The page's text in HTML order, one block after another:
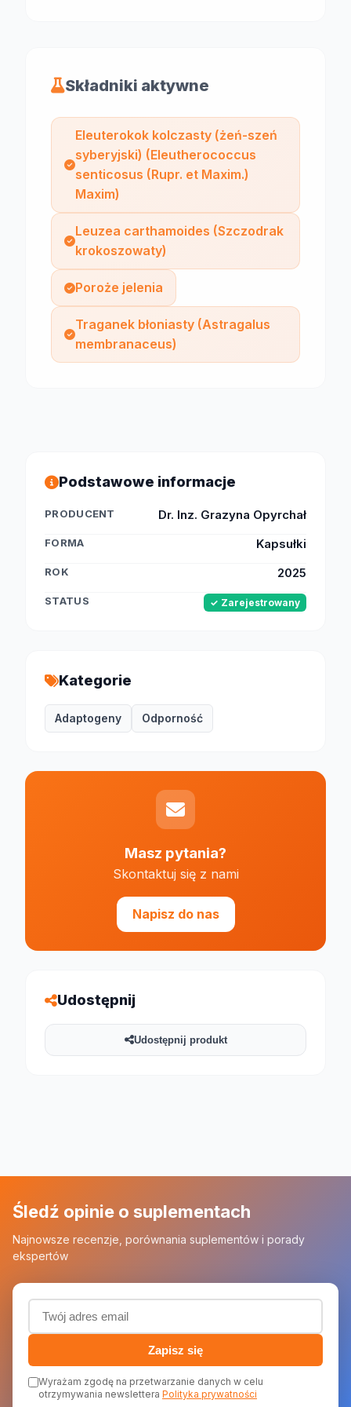
Składniki aktywne
Eleuterokok kolczasty (żeń-szeń
syberyjski) (Eleutherococcus
senticosus (Rupr. et Maxim.)
Maxim)
Leuzea carthamoides (Szczodrak
krokoszowaty)
Poroże jelenia
Traganek błoniasty (Astragalus
membranaceus)
Podstawowe informacje
PRODUCENT Dr. Inz. Grazyna Opyrchał
FORMA Kapsułki
ROK 2025
STATUS ✓ Zarejestrowany
Kategorie
Adaptogeny Odporność
Masz pytania?
Skontaktuj się z nami
Napisz do nas
Udostępnij
Udostępnij produkt
Śledź opinie o suplementach
Najnowsze recenzje, porównania suplementów i porady
ekspertów
Adres email (wymagany)
Zapisz się
Wyrażam zgodę na przetwarzanie danych w celu
otrzymywania newslettera Polityka prywatności